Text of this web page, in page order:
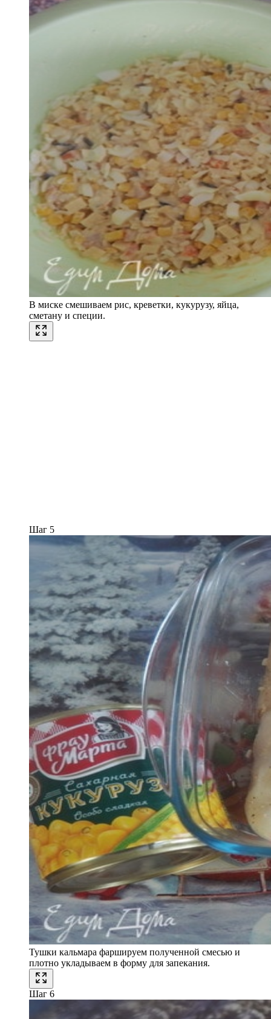
В миске смешиваем рис, креветки, кукурузу, яйца,
сметану и специи.
Шаг 5
Тушки кальмара фаршируем полученной смесью и
плотно укладываем в форму для запекания.
Шаг 6